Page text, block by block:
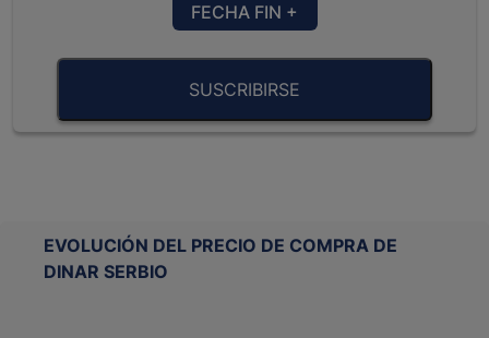
FECHA FIN +
SUSCRIBIRSE
EVOLUCIÓN DEL PRECIO DE COMPRA DE
DINAR SERBIO